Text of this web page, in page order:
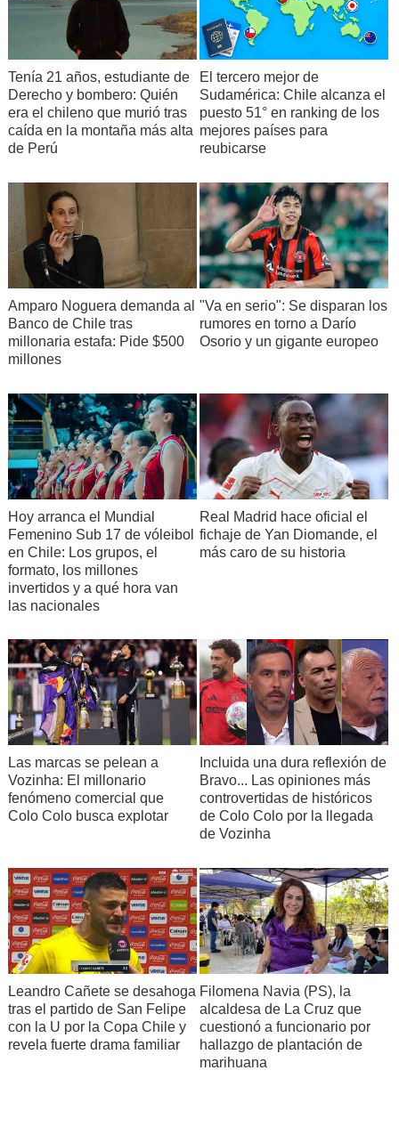
Tenía 21 años, estudiante de
Derecho y bombero: Quién
era el chileno que murió tras
caída en la montaña más alta
de Perú
El tercero mejor de
Sudamérica: Chile alcanza el
puesto 51° en ranking de los
mejores países para
reubicarse
Amparo Noguera demanda al
Banco de Chile tras
millonaria estafa: Pide $500
millones
"Va en serio": Se disparan los
rumores en torno a Darío
Osorio y un gigante europeo
Hoy arranca el Mundial
Femenino Sub 17 de vóleibol
en Chile: Los grupos, el
formato, los millones
invertidos y a qué hora van
las nacionales
Real Madrid hace oficial el
fichaje de Yan Diomande, el
más caro de su historia
Las marcas se pelean a
Vozinha: El millonario
fenómeno comercial que
Colo Colo busca explotar
Incluida una dura reflexión de
Bravo... Las opiniones más
controvertidas de históricos
de Colo Colo por la llegada
de Vozinha
Leandro Cañete se desahoga
tras el partido de San Felipe
con la U por la Copa Chile y
revela fuerte drama familiar
Filomena Navia (PS), la
alcaldesa de La Cruz que
cuestionó a funcionario por
hallazgo de plantación de
marihuana